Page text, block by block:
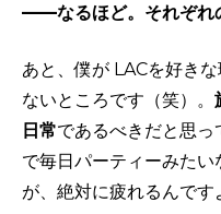
——なるほど。それぞれ
あと、僕が LACを好き
ないところです（笑）。
日常であるべきだと思
で毎日パーティーみた
が、絶対に疲れるんです